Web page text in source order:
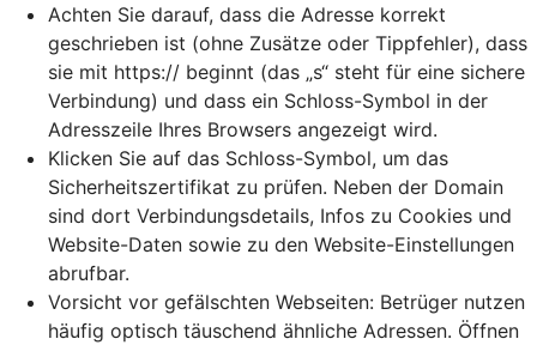
Achten Sie darauf, dass die Adresse korrekt
geschrieben ist (ohne Zusätze oder Tippfehler), dass
sie mit https:// beginnt (das „s“ steht für eine sichere
Verbindung) und dass ein Schloss-Symbol in der
Adresszeile Ihres Browsers angezeigt wird.
Klicken Sie auf das Schloss-Symbol, um das
Sicherheitszertifikat zu prüfen. Neben der Domain
sind dort Verbindungsdetails, Infos zu Cookies und
Website-Daten sowie zu den Website-Einstellungen
abrufbar.
Vorsicht vor gefälschten Webseiten: Betrüger nutzen
häufig optisch täuschend ähnliche Adressen. Öffnen